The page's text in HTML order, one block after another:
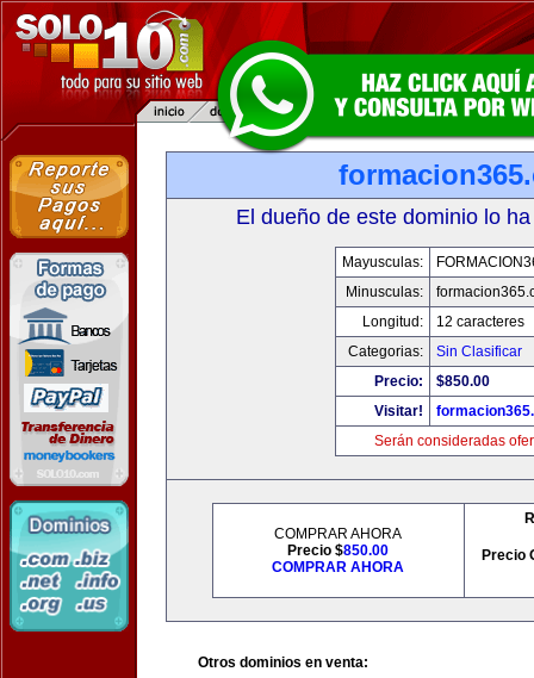
El dueño de este dominio lo
Mayusculas:
Minusculas:
Longitud:
12 caracteres
Categorias:
Sin Clasificar
Precio:
$850.00
Visitar!
Serán consideradas
COMPRAR AHORA
Precio $850.00
COMPRAR AHORA
Precio
Otros dominios en venta: